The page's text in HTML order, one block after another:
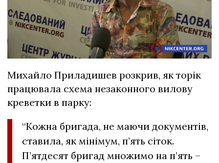
Михайло Приладишев розкрив, як торік
працювала схема незаконного вилову
креветки в парку:
“Кожна бригада, не маючи документів,
ставила, як мінімум, п’ять сіток.
П’ятдесят бригад множимо на п’ять –